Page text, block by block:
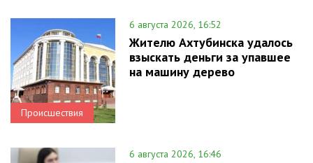
Происшествия
6 августа 2026, 16:52
Жителю Ахтубинска удалось
взыскать деньги за упавшее
на машину дерево
6 августа 2026, 16:46